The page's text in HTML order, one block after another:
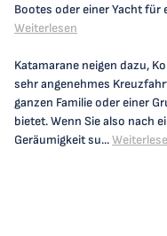
Bootes oder einer Yacht für
Weiterlesen
Katamarane neigen dazu,
sehr angenehmes
ganzen Familie oder einer
bietet. Wenn Sie also nach
Geräumigkeit su...